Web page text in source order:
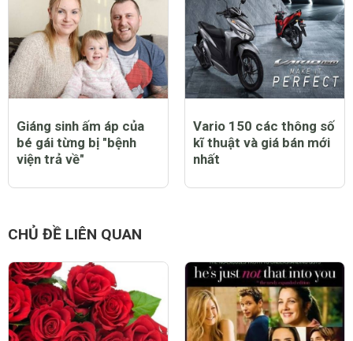
Giáng sinh ấm áp của
bé gái từng bị "bệnh
viện trả về"
Vario 150 các thông số
kĩ thuật và giá bán mới
nhất
CHỦ ĐỀ LIÊN QUAN